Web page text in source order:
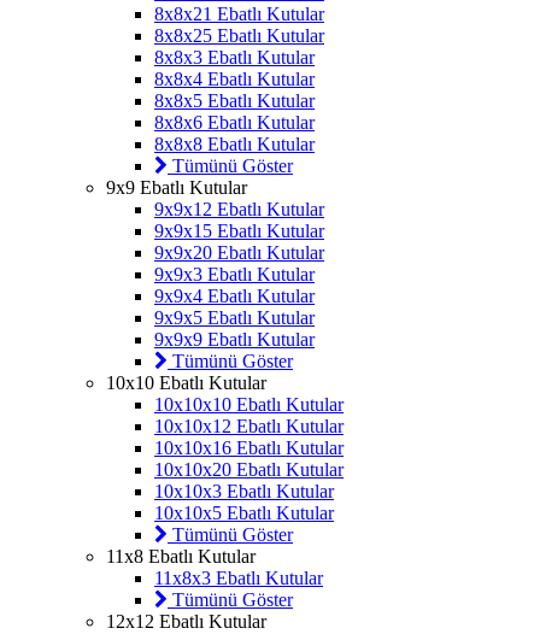
8x8x21 Ebatlı Kutular
8x8x25 Ebatlı Kutular
8x8x3 Ebatlı Kutular
8x8x4 Ebatlı Kutular
8x8x5 Ebatlı Kutular
8x8x6 Ebatlı Kutular
8x8x8 Ebatlı Kutular
Tümünü Göster
9x9 Ebatlı Kutular
9x9x12 Ebatlı Kutular
9x9x15 Ebatlı Kutular
9x9x20 Ebatlı Kutular
9x9x3 Ebatlı Kutular
9x9x4 Ebatlı Kutular
9x9x5 Ebatlı Kutular
9x9x9 Ebatlı Kutular
Tümünü Göster
10x10 Ebatlı Kutular
10x10x10 Ebatlı Kutular
10x10x12 Ebatlı Kutular
10x10x16 Ebatlı Kutular
10x10x20 Ebatlı Kutular
10x10x3 Ebatlı Kutular
10x10x5 Ebatlı Kutular
Tümünü Göster
11x8 Ebatlı Kutular
11x8x3 Ebatlı Kutular
Tümünü Göster
12x12 Ebatlı Kutular